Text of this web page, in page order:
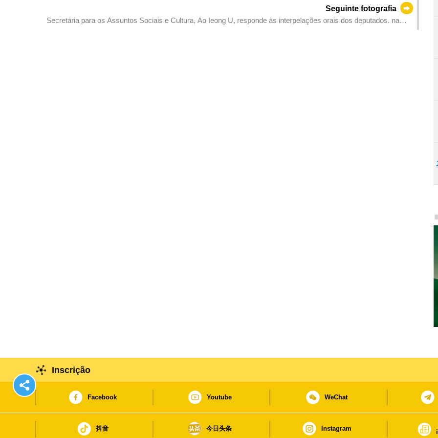
Seguinte fotografia
Secretária para os Assuntos Sociais e Cultura, Ao Ieong U, responde às interpelações orais dos deputados. na
Inscrição
Facebook Youtube WeChat
抖音 今日头条 Instagram